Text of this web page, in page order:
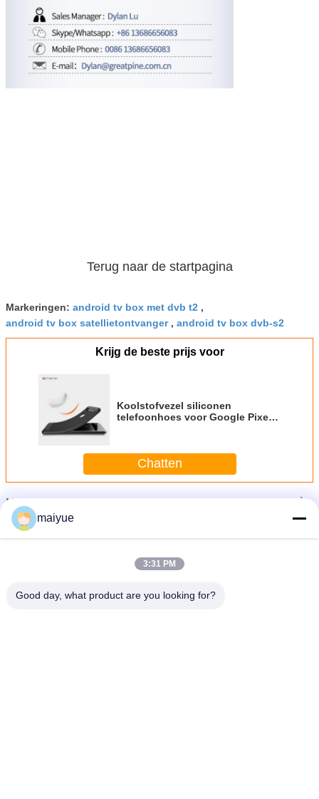
Terug naar de startpagina
Markeringen: android tv box met dvb t2 ,
android tv box satellietontvanger, android tv box dvb-s2
Krijg de beste prijs voor
Koolstofvezel siliconen
telefoonhoes voor Google Pixel
Chatten
Meer
maiyue
3:31 PM
Good day, what product are you looking for?